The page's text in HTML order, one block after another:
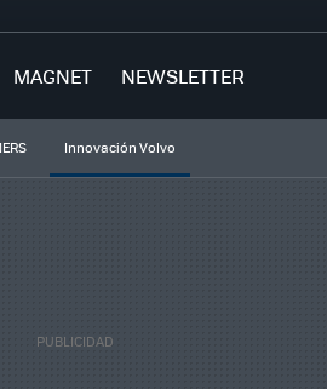
MAGNET NEWSLETTER
Innovación Volvo